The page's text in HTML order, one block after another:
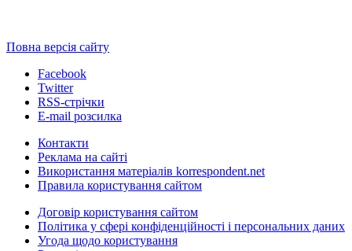
Повна версія сайту
Facebook
Twitter
RSS-стрічки
E-mail розсилка
Контакти
Реклама на сайті
Використання матеріалів korrespondent.net
Правила користування сайтом
Договір користування сайтом
Політика у сфері конфіденційності і персональних даних
Угода щодо користування